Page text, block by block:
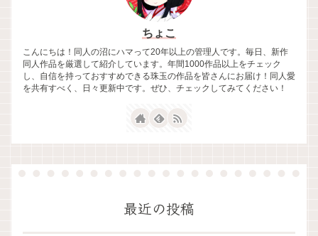
ちょこ
こんにちは！同人の沼にハマって20年以上の管理人です。毎日、新作
同人作品を厳選して紹介しています。年間1000作品以上をチェック
し、自信を持っておすすめできる珠玉の作品を皆さんにお届け！同人愛
を共有すべく、日々更新中です。ぜひ、チェックしてみてください！
最近の投稿